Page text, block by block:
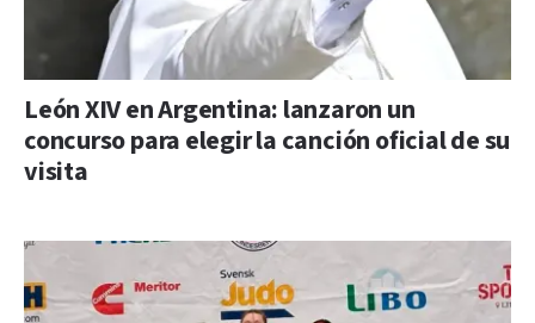
León XIV en Argentina: lanzaron un
concurso para elegir la canción oficial de su
visita